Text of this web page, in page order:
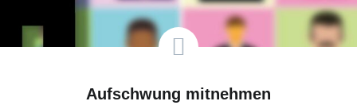
Aufschwung mitnehmen